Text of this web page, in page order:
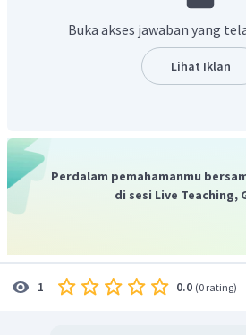
Buka akses jawaban yang
Lihat Iklan
Perdalam pemahamanmu
di sesi Live Teaching,
1 0.0 (0 rating)